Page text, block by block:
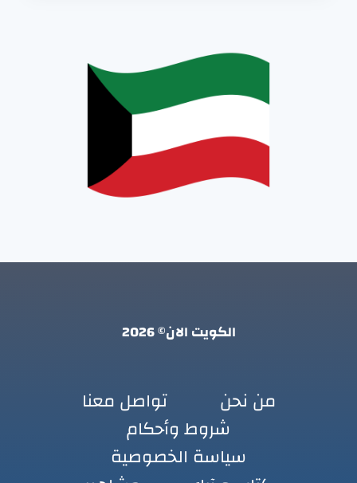
الكويت الان© 2026
من نحن
تواصل معنا
شروط وأحكام
سياسة الخصوصية